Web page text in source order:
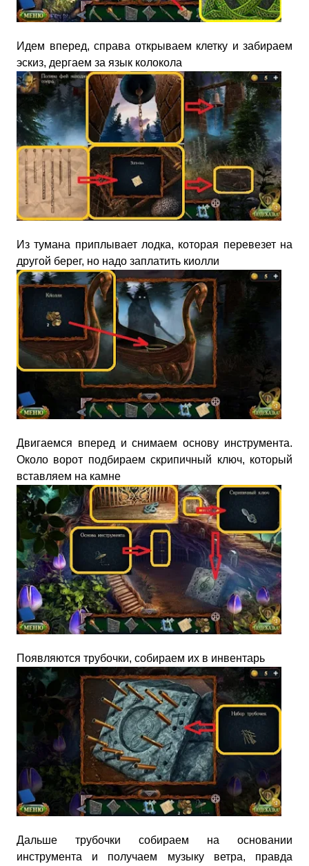
Идем вперед, справа открываем клетку и забираем
эскиз, дергаем за язык колокола
Из тумана приплывает лодка, которая перевезет на
другой берег, но надо заплатить киолли
Двигаемся вперед и снимаем основу инструмента.
Около ворот подбираем скрипичный ключ, который
вставляем на камне
Появляются трубочки, собираем их в инвентарь
Дальше трубочки собираем на основании
инструмента и получаем музыку ветра, правда